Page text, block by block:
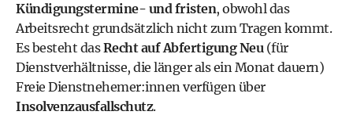
Kündigungstermine- und fristen, obwohl das
Arbeitsrecht grundsätzlich nicht zum Tragen kommt.
Es besteht dasRecht auf Abfertigung Neu(für
Dienstverhältnisse, die länger als ein Monat dauern)
Freie Dienstnehemer:innen verfügen über
Insolvenzausfallschutz.